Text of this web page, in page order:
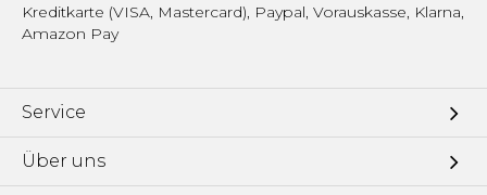
Kreditkarte (VISA, Mastercard), Paypal, Vorauskasse, Klarna,
Amazon Pay
Service
Über uns